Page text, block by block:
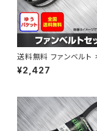
送料無料 ファンベルト
ゼスト 型式JE1
11 （国内トップメーカー
¥2,427